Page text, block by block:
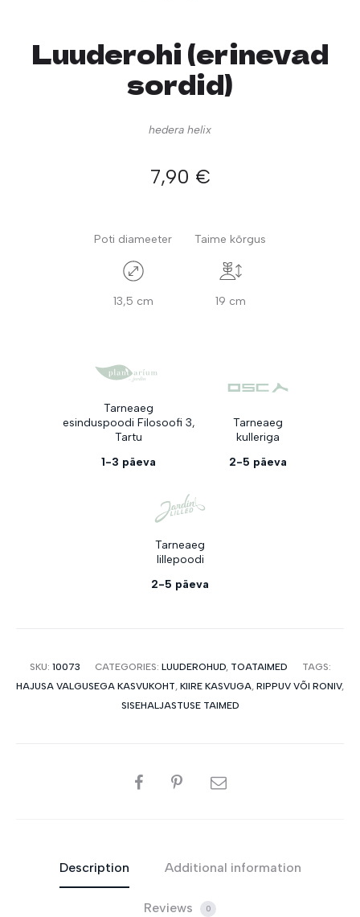
Luuderohi (erinevad
sordid)
hedera helix
7,90 €
Poti diameeter
13,5 cm
Taime kõrgus
19 cm
Tarneaeg
esinduspoodi Filosoofi 3,
Tartu
1-3 päeva
Tarneaeg
kulleriga
2-5 päeva
Tarneaeg
lillepoodi
2-5 päeva
SKU: 10073 CATEGORIES: LUUDEROHUD, TOATAIMED
TAGS:
HAJUSA VALGUSEGA KASVUKOHT, KIIRE KASVUGA, RIPPUV VÕI RONIV,
SISEHALJASTUSE TAIMED
SHARE
Description Additional information
Reviews 0